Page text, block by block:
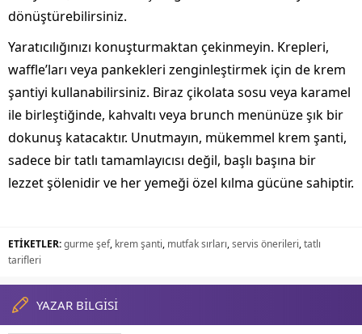
dönüştürebilirsiniz.
Yaratıcılığınızı konuşturmaktan çekinmeyin. Krepleri,
waffle’ları veya pankekleri zenginleştirmek için de krem
şantiyi kullanabilirsiniz. Biraz çikolata sosu veya karamel
ile birleştiğinde, kahvaltı veya brunch menünüze şık bir
dokunuş katacaktır. Unutmayın, mükemmel krem şanti,
sadece bir tatlı tamamlayıcısı değil, başlı başına bir
lezzet şölenidir ve her yemeği özel kılma gücüne sahiptir.
ETİKETLER:gurme şef, krem şanti, mutfak sırları,servis önerileri,tatlı
tarifleri
YAZAR BİLGİSİ